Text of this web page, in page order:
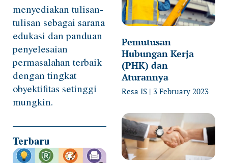
menyediakan tulisan-
tulisan sebagai sarana
edukasi dan panduan
penyelesaian
permasalahan terbaik
dengan tingkat
obyektifitas setinggi
mungkin.
Terbaru
Pemutusan
Hubungan Kerja
(PHK) dan
Aturannya
Resa IS 3 February 2023